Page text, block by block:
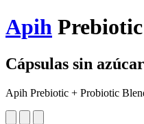
Apih
Cápsulas sin
Apih Prebiotic + Probiotic